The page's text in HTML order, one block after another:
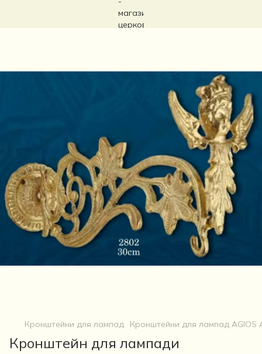
Кронштейни для лампад Кронштейни для лампад AGIOS
Кронштейн для лампади